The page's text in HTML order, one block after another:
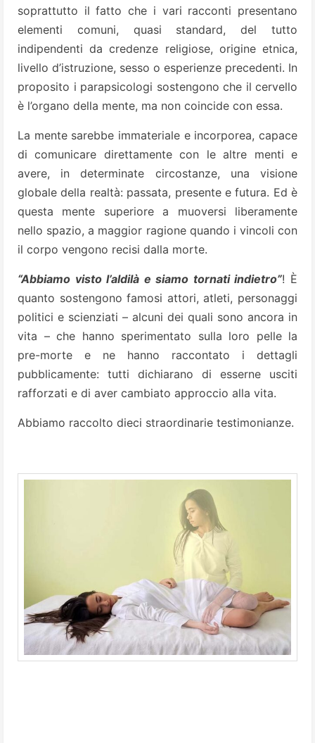
soprattutto il fatto che i vari racconti presentano
elementi comuni, quasi standard, del tutto
indipendenti da credenze religiose, origine etnica,
livello d’istruzione, sesso o esperienze precedenti. In
proposito i parapsicologi sostengono che il cervello
è l’organo della mente, ma non coincide con essa.
La mente sarebbe immateriale e incorporea, capace
di comunicare direttamente con le altre menti e
avere, in determinate circostanze, una visione
globale della realtà: passata, presente e futura. Ed è
questa mente superiore a muoversi liberamente
nello spazio, a maggior ragione quando i vincoli con
il corpo vengono recisi dalla morte.
“Abbiamo visto l’aldilà e siamo tornati indietro”! È
quanto sostengono famosi attori, atleti, personaggi
politici e scienziati – alcuni dei quali sono ancora in
vita – che hanno sperimentato sulla loro pelle la
pre-morte e ne hanno raccontato i dettagli
pubblicamente: tutti dichiarano di esserne usciti
rafforzati e di aver cambiato approccio alla vita.
Abbiamo raccolto dieci straordinarie testimonianze.